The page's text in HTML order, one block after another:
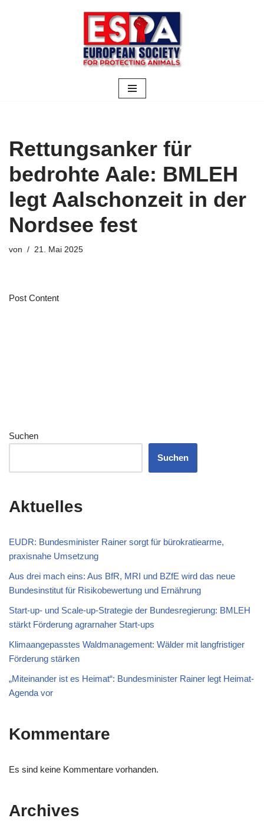
Rettungsanker für
bedrohte Aale: BMLEH
legt Aalschonzeit in der
Nordsee fest
von 21. Mai 2025
Post Content
Suchen
Suchen
Aktuelles
EUDR: Bundesminister Rainer sorgt für bürokratiearme,
praxisnahe Umsetzung
Aus drei mach eins: Aus BfR, MRI und BZfE wird das neue
Bundesinstitut für Risikobewertung und Ernährung
Start-up- und Scale-up-Strategie der Bundesregierung: BMLEH
stärkt Förderung agrarnaher Start-ups
Klimaangepasstes Waldmanagement: Wälder mit langfristiger
Förderung stärken
„Miteinander ist es Heimat“: Bundesminister Rainer legt Heimat-
Agenda vor
Kommentare
Es sind keine Kommentare vorhanden.
Archives